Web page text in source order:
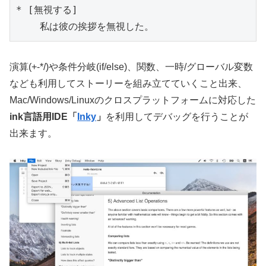
* [無視する]
    私は彼の挨拶を無視した。
演算(+-*/)や条件分岐(if/else)、関数、一時/グローバル変数
なども利用してストーリーを組み立てていくこと出来、
Mac/Windows/Linuxのクロスプラットフォームに対応した
ink言語用IDE「 Inky 」
を利用してデバッグを行うことが
出来ます。